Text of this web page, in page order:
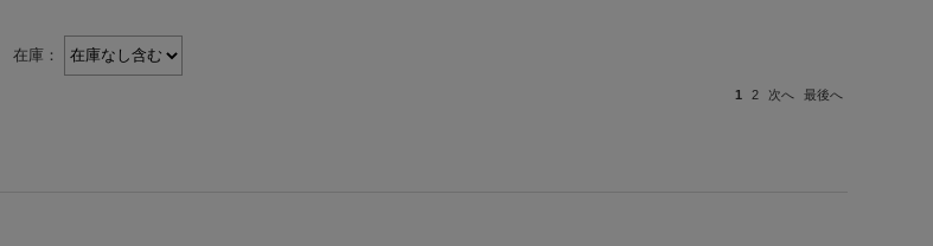
在庫：
1 2 次へ 最後へ